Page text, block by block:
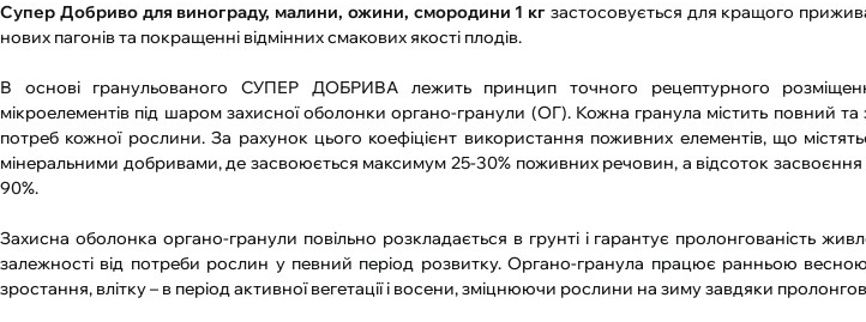
Супер Добриво для винограду, малини, ожини, смородини 1 кг застосовується для кращого
нових пагонів та покращенні відмінних смакових якості плодів.
В основі гранульованого СУПЕР ДОБРИВА лежить принцип точного рецептурного
мікроелементів під шаром захисної оболонки органо-гранули (ОГ). Кожна гранула містить повний
потреб кожної рослини. За рахунок цього коефіцієнт використання поживних елементів, що
мінеральними добривами, де засвоюється максимум 25-30% поживних речовин, а відсоток
90%.
Захисна оболонка органо-гранули повільно розкладається в грунті і гарантує пролонгованість
залежності від потреби рослин у певний період розвитку. Органо-гранула працює ранньою
зростання, влітку – в період активної вегетації і восени, зміцнюючи рослини на зиму завдяки